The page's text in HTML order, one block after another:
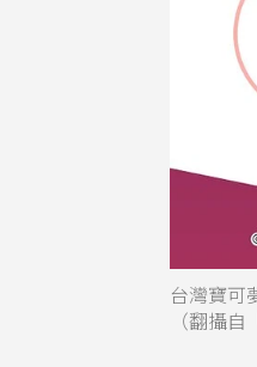
台灣寶可
（翻攝